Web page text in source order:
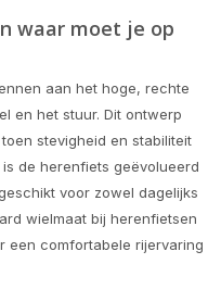
waar moet je op
aan het hoge, rechte
en het stuur. Dit ontwerp
stevigheid en stabiliteit
de herenfiets geëvolueerd
voor zowel dagelijks
wielmaat bij herenfietsen
een comfortabele rijervaring